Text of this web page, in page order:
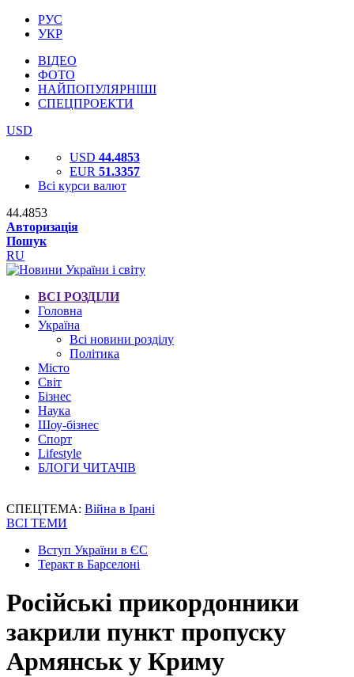
РУС
УКР
ВІДЕО
ФОТО
НАЙПОПУЛЯРНІШІ
СПЕЦПРОЕКТИ
USD
USD 44.4853
EUR 51.3357
Всі курси валют
44.4853
Авторизація
Пошук
RU
ВСІ РОЗДІЛИ
Головна
Україна
Всі новини розділу
Політика
Місто
Світ
Бізнес
Наука
Шоу-бізнес
Спорт
Lifestyle
БЛОГИ ЧИТАЧІВ
СПЕЦТЕМА: Війна в Ірані
ВСІ ТЕМИ
Вступ України в ЄС
Теракт в Барселоні
Російські прикордонники
закрили пункт пропуску
Армянськ у Криму